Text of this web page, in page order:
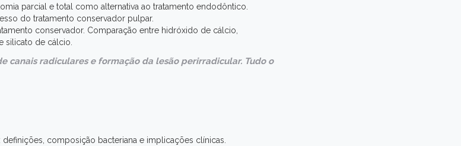
parcial e total como alternativa ao tratamento endodôntico.
do tratamento conservador pulpar.
conservador. Comparação entre hidróxido de cálcio,
silicato de cálcio.
canais radiculares e formação da lesão perirradicular. Tudo o
composição bacteriana e implicações clínicas.